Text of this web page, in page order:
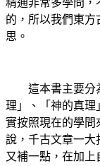
的，所以我們東方
思。
這本書主要分為
理」、「神的真理
實按照現在的學問
說，千古文章一大
又補一點，在加